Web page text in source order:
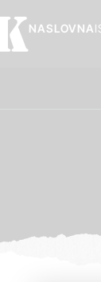
NASLOVNA